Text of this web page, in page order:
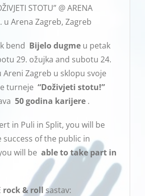
STOTU” @ ARENA
u Arena Zagreb, Zagreb
bend Bijelo dugmeu petak
29. ožujka and subotu 24.
Areni Zagreb u sklopu svoje
turneje “Doživjeti stotu!”
50 godina karijere.
in Puli in Split, you will be
success of the public in
will be able to take part in
rock& roll sastav: